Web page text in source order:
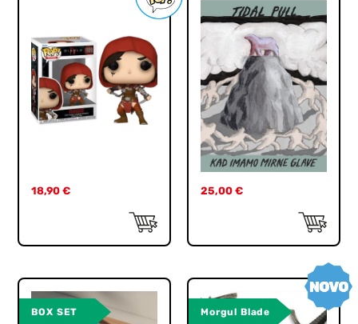
18,90€ 25,00 €
BOX SET Morgul Blade